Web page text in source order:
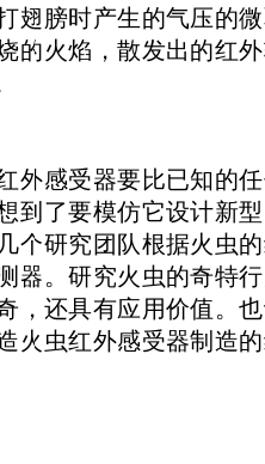
翅膀时产生的气压的
的火焰，散发出的红
外感受器要比已知的
到了要模仿它设计新
个研究团队根据火虫
器。研究火虫的奇特
，还具有应用价值。
火虫红外感受器制造